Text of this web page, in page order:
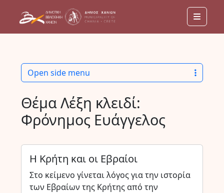
Menu
Θέμα Λέξη κλειδί:
Φρόνημος Ευάγγελος
Η Κρήτη και οι Εβραίοι
Στο κείμενο γίνεται λόγος για την ιστορία
των Εβραίων της Κρήτης από την
Open side menu